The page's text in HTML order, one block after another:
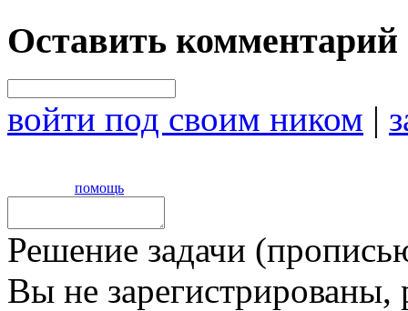
Оставить комментарий
войти под своим ником |
помощь
Решение задачи
Вы не